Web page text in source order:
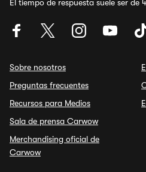
El tiempo de respuesta suele ser de
Sobre nosotros
Preguntas frecuentes
Recursos para Medios
Sala de prensa Carwow
Merchandising oficial de
Carwow